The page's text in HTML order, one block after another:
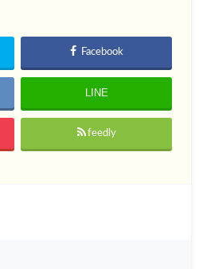
Facebook
LINE
feedly